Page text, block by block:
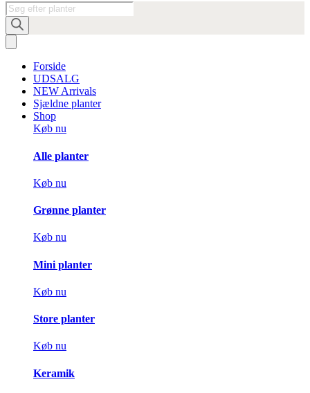
Products
search
Forside
UDSALG
NEW Arrivals
Sjældne planter
Shop
Køb nu
Alle planter
Køb nu
Grønne planter
Køb nu
Mini planter
Køb nu
Store planter
Køb nu
Keramik